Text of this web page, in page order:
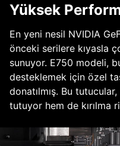
Yüksek
En yeni nesil NVIDIA
önceki serilere kıyasla
sunuyor. E750 modeli,
desteklemek için özel
donatılmış. Bu
tutuyor hem de kırılma